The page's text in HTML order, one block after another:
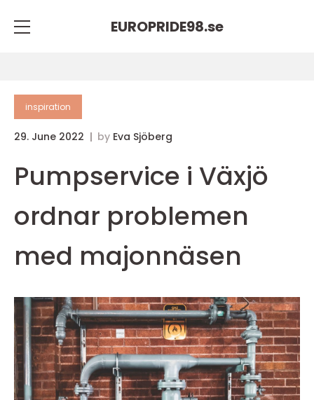
EUROPRIDE98.se
inspiration
29. June 2022 by Eva Sjöberg
Pumpservice i Växjö
ordnar problemen
med majonnäsen